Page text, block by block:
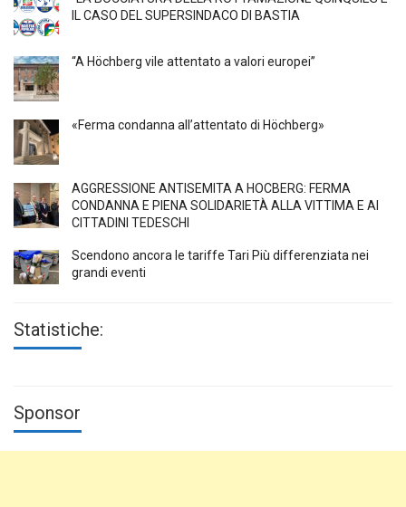
IL CASO DEL SUPERSINDACO DI BASTIA
“A Höchberg vile attentato a valori europei”
«Ferma condanna all’attentato di Höchberg»
AGGRESSIONE ANTISEMITA A HÖCBERG: FERMA
CONDANNA E PIENA SOLIDARIETÀ ALLA VITTIMA E AI
CITTADINI TEDESCHI
Scendono ancora le tariffe Tari Più differenziata nei
grandi eventi
Statistiche:
Sponsor